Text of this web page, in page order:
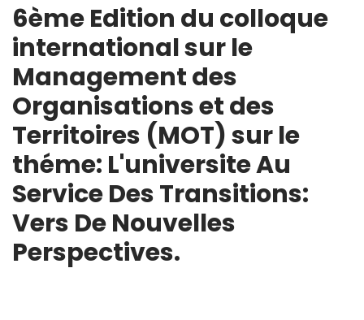
6ème Edition du colloque
international sur le
Management des
Organisations et des
Territoires (MOT) sur le
théme: L'universite Au
Service Des Transitions:
Vers De Nouvelles
Perspectives.